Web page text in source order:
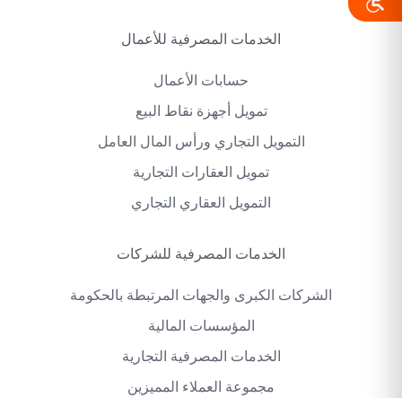
الخدمات المصرفية للأعمال
حسابات الأعمال
تمويل أجهزة نقاط البيع
التمويل التجاري ورأس المال العامل
تمويل العقارات التجارية
التمويل العقاري التجاري
الخدمات المصرفية للشركات
الشركات الكبرى والجهات المرتبطة بالحكومة
المؤسسات المالية
الخدمات المصرفية التجارية
مجموعة العملاء المميزين